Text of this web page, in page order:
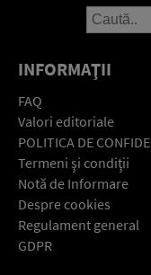
INFORMAŢII
FAQ
Valori editoriale
POLITICA DE
Termeni şi condiţii
Notă de Informare
Despre cookies
Regulament general
GDPR